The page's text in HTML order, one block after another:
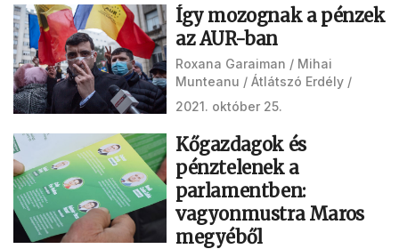
Így mozognak a pénzek
az AUR-ban
Roxana Garaiman
Mihai
Munteanu
Átlátszó Erdély
2021. október 25.
Kőgazdagok és
pénztelenek a
parlamentben:
vagyonmustra Maros
megyéből